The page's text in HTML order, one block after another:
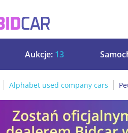
Aukcje: 13
Alphabet used company cars